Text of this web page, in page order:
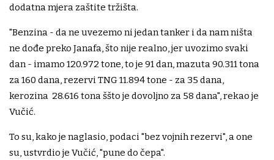
dodatna mjera zaštite tržišta.
"Benzina - da ne uvezemo ni jedan tanker i da nam ništa
ne dođe preko Janafa, što nije realno, jer uvozimo svaki
dan - imamo 120.972 tone, to je 91 dan, mazuta 90.311 tona
za 160 dana, rezervi TNG 11.894 tone - za 35 dana,
kerozina 28.616 tona ššto je dovoljno za 58 dana", rekao je
Vučić.
To su, kako je naglasio, podaci "bez vojnih rezervi", a one
su, ustvrdio je Vučić, "pune do čepa".